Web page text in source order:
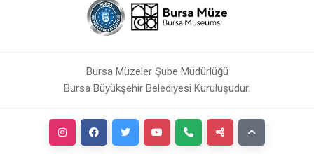
Bursa Müzeler Şube Müdürlüğü
Bursa Büyükşehir Belediyesi Kuruluşudur.